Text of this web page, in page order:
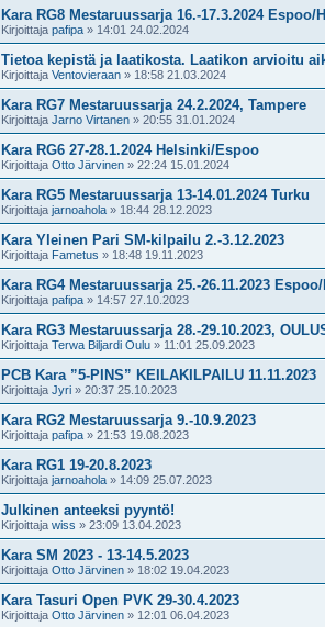
Kara RG8 Mestaruussarja 16.-17.3.2024 Espoo/
Kirjoittaja pafipa » 14:01 24.02.2024
Tietoa kepistä ja laatikosta. Laatikon arvioitu
Kirjoittaja Ventovieraan » 18:58 21.03.2024
Kara RG7 Mestaruussarja 24.2.2024, Tampere
Kirjoittaja Jarno Virtanen » 20:55 31.01.2024
Kara RG6 27-28.1.2024 Helsinki/Espoo
Kirjoittaja Otto Järvinen » 22:24 15.01.2024
Kara RG5 Mestaruussarja 13-14.01.2024 Turku
Kirjoittaja jarnoahola » 18:44 28.12.2023
Kara Yleinen Pari SM-kilpailu 2.-3.12.2023
Kirjoittaja Fametus » 18:48 19.11.2023
Kara RG4 Mestaruussarja 25.-26.11.2023
Kirjoittaja pafipa » 14:57 27.10.2023
Kara RG3 Mestaruussarja 28.-29.10.2023,
Kirjoittaja Terwa Biljardi Oulu » 11:01 25.09.2023
PCB Kara ”5-PINS” KEILAKILPAILU 11.11.2023
Kirjoittaja Jyri » 20:37 25.10.2023
Kara RG2 Mestaruussarja 9.-10.9.2023
Kirjoittaja pafipa » 21:53 19.08.2023
Kara RG1 19-20.8.2023
Kirjoittaja jarnoahola » 14:09 25.07.2023
Julkinen anteeksi pyyntö!
Kirjoittaja wiss » 23:09 13.04.2023
Kara SM 2023 - 13-14.5.2023
Kirjoittaja Otto Järvinen » 18:02 19.04.2023
Kara Tasuri Open PVK 29-30.4.2023
Kirjoittaja Otto Järvinen » 12:01 06.04.2023